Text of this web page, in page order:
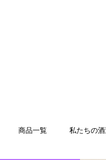
商品一覧 私たちの酒